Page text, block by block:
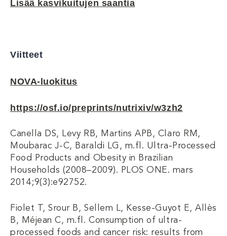
Lisää kasvikuitujen saantia
Viitteet
NOVA-luokitus
https://osf.io/preprints/nutrixiv/w3zh2
Canella DS, Levy RB, Martins APB, Claro RM,
Moubarac J-C, Baraldi LG, m.fl. Ultra-Processed
Food Products and Obesity in Brazilian
Households (2008–2009). PLOS ONE. mars
2014;9(3):e92752.
Fiolet T, Srour B, Sellem L, Kesse-Guyot E, Allès
B, Méjean C, m.fl. Consumption of ultra-
processed foods and cancer risk: results from